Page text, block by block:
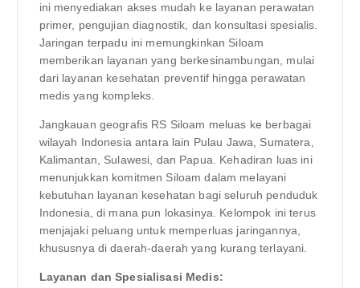
ini menyediakan akses mudah ke layanan perawatan
primer, pengujian diagnostik, dan konsultasi spesialis.
Jaringan terpadu ini memungkinkan Siloam
memberikan layanan yang berkesinambungan, mulai
dari layanan kesehatan preventif hingga perawatan
medis yang kompleks.
Jangkauan geografis RS Siloam meluas ke berbagai
wilayah Indonesia antara lain Pulau Jawa, Sumatera,
Kalimantan, Sulawesi, dan Papua. Kehadiran luas ini
menunjukkan komitmen Siloam dalam melayani
kebutuhan layanan kesehatan bagi seluruh penduduk
Indonesia, di mana pun lokasinya. Kelompok ini terus
menjajaki peluang untuk memperluas jaringannya,
khususnya di daerah-daerah yang kurang terlayani.
Layanan dan Spesialisasi Medis: